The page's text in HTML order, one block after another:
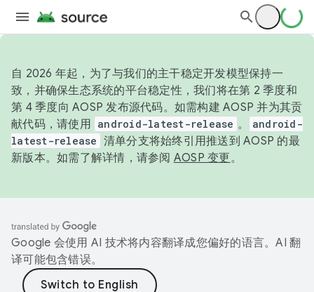
自 2026 年起，为了与我们的主干稳定开发模型保持一
致，并确保生态系统的平台稳定性，我们将在第 2 季度和
第 4 季度向 AOSP 发布源代码。如需构建 AOSP 并为其贡
献代码，请使用 android-latest-release 。
android-
latest-release 清单分支将始终引用推送到 AOSP 的最
新版本。如需了解详情，请参阅 AOSP 变更。
Google 会使用 AI 技术将内容翻译成您偏好的语言。AI 翻
译可能包含错误。